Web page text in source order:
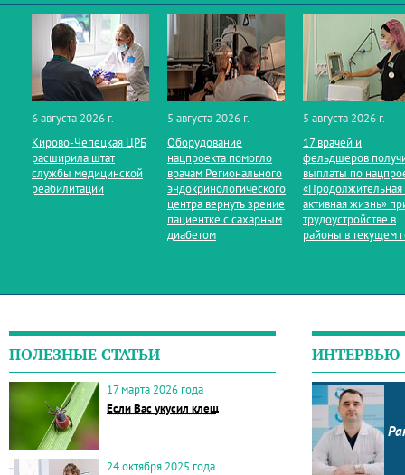
6 августа 2026 г.
Кирово‑Чепецкая ЦРБ
расширила штат
службы медицинской
реабилитации
5 августа 2026 г.
Оборудование
нацпроекта помогло
врачам Регионального
эндокринологического
центра вернуть зрение
пациентке с сахарным
диабетом
5 августа 2026 г.
17 врачей и
фельдшеров
выплаты по
«Продолжительная
активная жизнь»
трудоустройстве в
районы в текущем
ПОЛЕЗНЫЕ СТАТЬИ
17 марта 2026 года
Если Вас укусил клещ
24 октября 2025 года
ИНТЕРВЬЮ